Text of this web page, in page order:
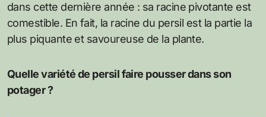
dans cette dernière année : sa racine pivotante est
comestible. En fait, la racine du persil est la partie la
plus piquante et savoureuse de la plante.
Quelle variété de persil faire pousser dans son
potager ?